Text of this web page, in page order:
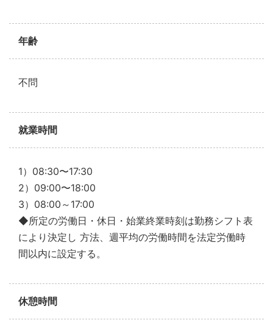
年齢
不問
就業時間
1）08:30〜17:30
2）09:00〜18:00
3）08:00～17:00
◆所定の労働日・休日・始業終業時刻は勤務シフト表
により決定し 方法、週平均の労働時間を法定労働時
間以内に設定する。
休憩時間